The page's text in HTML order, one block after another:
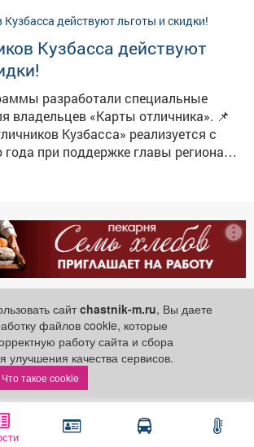
«Эксплуатация и
и
оборудования», «Ремонтник
"Обогащение полезных
системы и комплексы".
+ СПОКОЙСТВИЕ + ПОРЯДОК» →
учёт»,
обеспечение управления и
🎓Попробуй - и делись
Кузбасса действуют
разработали специальные
владельцев «Карты отличника». 📌
Кузбасса» реализуется с
года при поддержке главы региона
«Кузбасс Первый»
2026
на школьной сцены до
в филиале Российского
сайтchastnik-m.ru, Вы даете
файлов cookie, которые
работу сайта и сбора
качества сервисов.
Что такое cookie